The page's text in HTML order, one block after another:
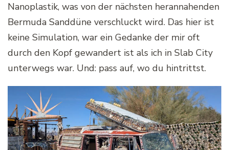
Nanoplastik, was von der nächsten herannahenden
Bermuda Sanddüne verschluckt wird. Das hier ist
keine Simulation, war ein Gedanke der mir oft
durch den Kopf gewandert ist als ich in Slab City
unterwegs war. Und: pass auf, wo du hintrittst.